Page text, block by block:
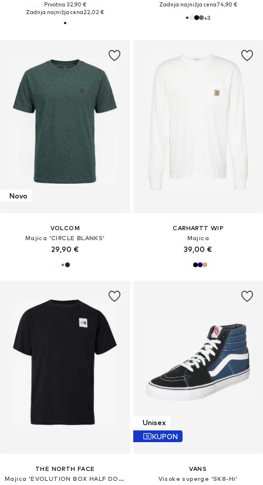
Prvotno: 32,90 €
Zadnja najnižja cena22,02 €
Zadnja najnižja cena74,90 €
+3
Novo
VOLCOM
Majica 'CIRCLE BLANKS'
29,90 €
CARHARTT WIP
Majica
39,00 €
THE NORTH FACE
Majica 'EVOLUTION BOX HALF DOME'
Unisex
KUPON
VANS
Visoke superge 'SK8-Hi'